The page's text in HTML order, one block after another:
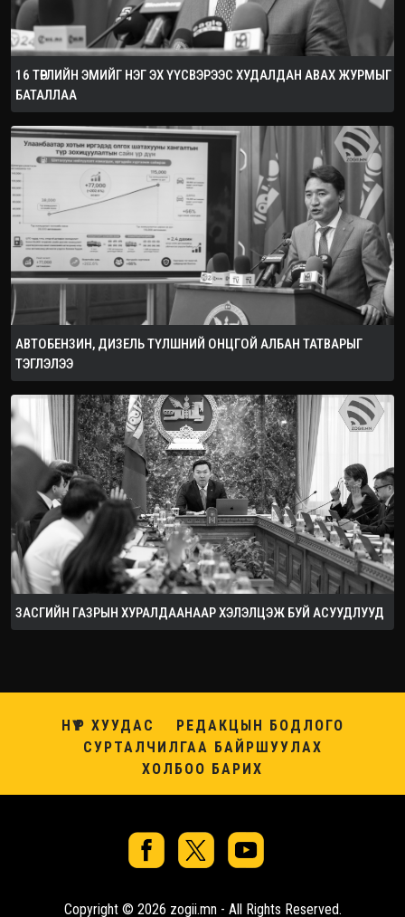
16 ТӨРЛИЙН ЭМИЙГ НЭГ ЭХ ҮҮСВЭРЭЭС ХУДАЛДАН АВАХ ЖУРМЫГ
БАТАЛЛАА
АВТОБЕНЗИН, ДИЗЕЛЬ ТҮЛШНИЙ ОНЦГОЙ АЛБАН ТАТВАРЫГ
ТЭГЛЭЛЭЭ
ЗАСГИЙН ГАЗРЫН ХУРАЛДААНААР ХЭЛЭЛЦЭЖ БУЙ АСУУДЛУУД
НҮҮР ХУУДАС
РЕДАКЦЫН БОДЛОГО
СУРТАЛЧИЛГАА БАЙРШУУЛАХ
ХОЛБОО БАРИХ
Copyright © 2026 zogii.mn - All Rights Reserved.